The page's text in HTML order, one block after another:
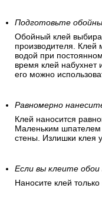
Подготовьте
Обойный клей
производителя. Клей
водой при
время клей набухнет
его можно
Равномерно
Клей наносится
Маленьким шпателем
стены. Излишки клея
Если вы клеите обои
Наносите клей